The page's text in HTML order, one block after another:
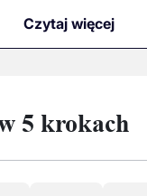
Czytaj więcej
5 krokach